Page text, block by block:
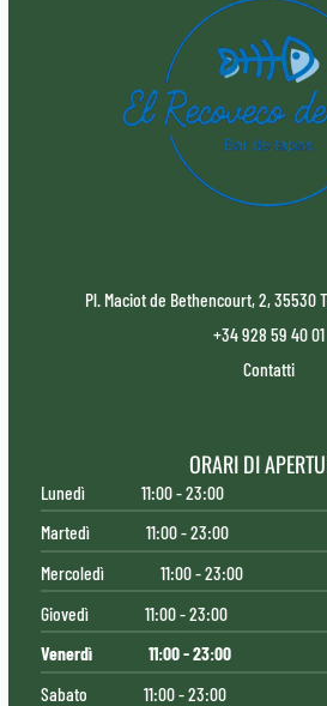
Pl. Maciot de Bethencourt, 2, 35530
+34 928 59 40 01
Contatti
ORARI DI
Lunedì
11:00 - 23:00
Martedì
11:00 - 23:00
Mercoledì
11:00 - 23:00
Giovedì
11:00 - 23:00
Venerdì
11:00 - 23:00
Sabato
11:00 - 23:00